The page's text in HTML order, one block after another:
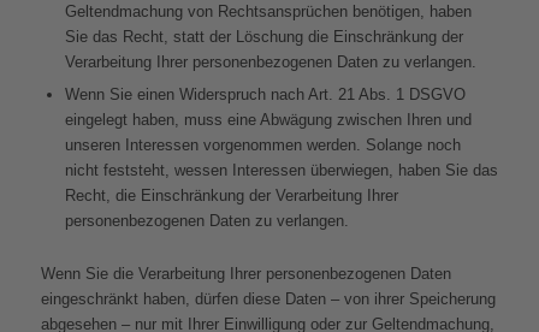
Geltendmachung von Rechtsansprüchen benötigen, haben
Sie das Recht, statt der Löschung die Einschränkung der
Verarbeitung Ihrer personenbezogenen Daten zu verlangen.
Wenn Sie einen Widerspruch nach Art. 21 Abs. 1 DSGVO
eingelegt haben, muss eine Abwägung zwischen Ihren und
unseren Interessen vorgenommen werden. Solange noch
nicht feststeht, wessen Interessen überwiegen, haben Sie das
Recht, die Einschränkung der Verarbeitung Ihrer
personenbezogenen Daten zu verlangen.
Wenn Sie die Verarbeitung Ihrer personenbezogenen Daten
eingeschränkt haben, dürfen diese Daten – von ihrer Speicherung
abgesehen – nur mit Ihrer Einwilligung oder zur Geltendmachung,